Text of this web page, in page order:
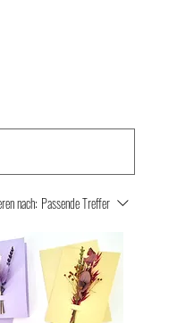
nach: Passende Treffer